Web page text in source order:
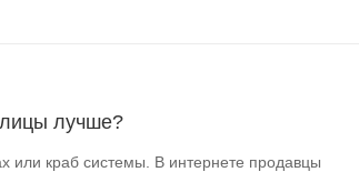
лучше?
или краб системы. В интернете продавцы